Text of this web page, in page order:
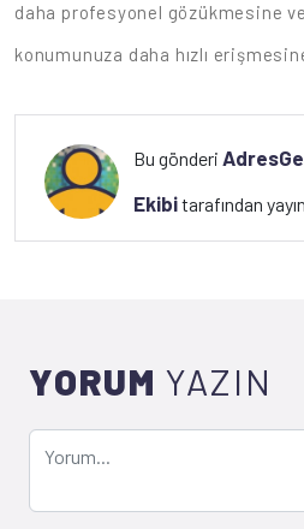
daha profesyonel gözükmesine
konumunuza daha hızlı
Bu gönderi
Ekibitarafından
YORUM YAZIN